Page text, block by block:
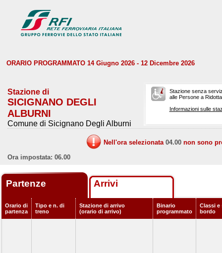
ORARIO PROGRAMMATO 14 Giugno 2026 - 12 Dicembre 2026
Stazione di
SICIGNANO DEGLI
ALBURNI
Comune di Sicignano Degli Alburni
Stazione senza
alle Persone a
Informazioni sulle
Nell'ora selezionata 04.00 non sono
Ora impostata: 06.00
Partenze Arrivi
Orario di
partenza
Tipo e n. di
treno
Stazione di arrivo
(orario di arrivo)
Binario
programmato
Classi e
bordo